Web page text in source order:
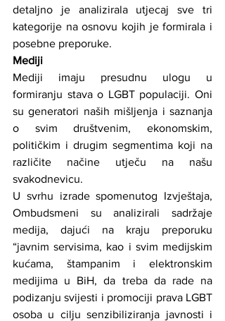
detaljno je analizirala utjecaj sve tri
kategorije na osnovu kojih je formirala i
posebne preporuke.
Mediji
Mediji imaju presudnu ulogu u
formiranju stava o LGBT populaciji. Oni
su generatori naših mišljenja i saznanja
o svim društvenim, ekonomskim,
političkim i drugim segmentima koji na
različite načine utječu na našu
svakodnevicu.
U svrhu izrade spomenutog Izvještaja,
Ombudsmeni su analizirali sadržaje
medija, dajući na kraju preporuku
“javnim servisima, kao i svim medijskim
kućama, štampanim i elektronskim
medijima u BiH, da treba da rade na
podizanju svijesti i promociji prava LGBT
osoba u cilju senzibiliziranja javnosti i